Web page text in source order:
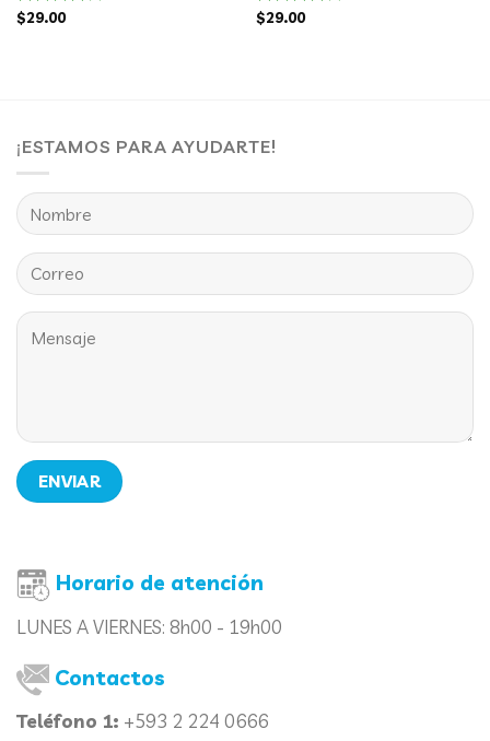
Valorado
$29.00
Valorado
$29.00
¡ESTAMOS PARA AYUDARTE!
Horario de atención
LUNES A VIERNES: 8h00 - 19h00
Contactos
Teléfono 1: +593 2 224 0666